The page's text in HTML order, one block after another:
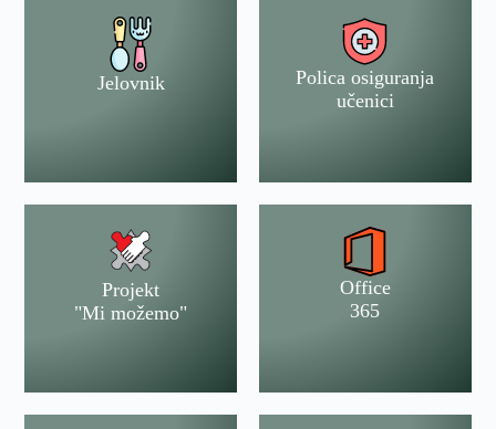
Jelovnik
Polica osiguranja
učenici
Projekt
"Mi možemo"
Office
365